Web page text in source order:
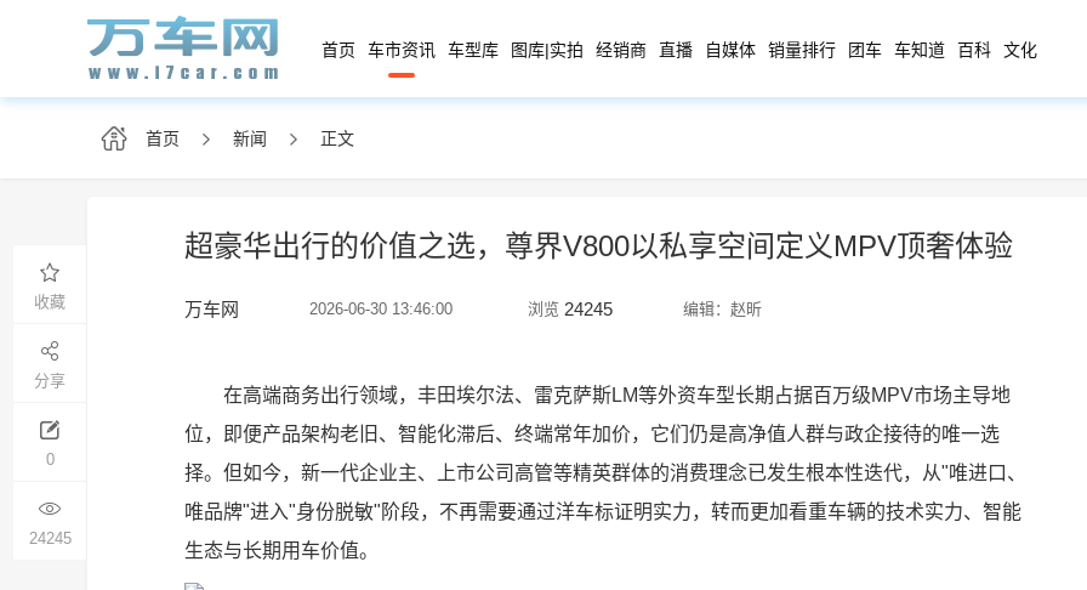
首页 车市资讯 车型库 图库|实拍 经销商 直播 自媒体 销量排行 团车 车知道 百科 文化
首页 新闻 正文
超豪华出行的价值之选，尊界V800以私享空间定义MPV顶奢体验
万车网 2026-06-30 13:46:00 浏览 24245 编辑：赵昕
收藏
分享
0
24245
在高端商务出行领域，丰田埃尔法、雷克萨斯LM等外资车型长期占据百万级MPV市场主导地
位，即便产品架构老旧、智能化滞后、终端常年加价，它们仍是高净值人群与政企接待的唯一选
择。但如今，新一代企业主、上市公司高管等精英群体的消费理念已发生根本性迭代，从"唯进口、
唯品牌"进入"身份脱敏"阶段，不再需要通过洋车标证明实力，转而更加看重车辆的技术实力、智能
生态与长期用车价值。